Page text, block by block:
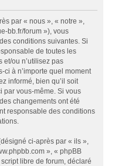
par « nous », « notre »,
bb.fr/forum »), vous
conditions suivantes. Si
de toutes les
et/ou n’utilisez pas
ci à n’importe quel moment
informé, bien qu’il soit
par vous-même. Si vous
changements ont été
responsable des conditions
ci-après par « ils »,
», « phpBB
libre de forum, déclaré